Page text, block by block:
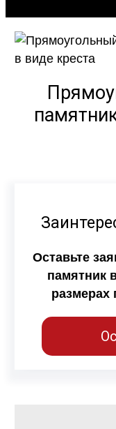
Оставьте
памятник
размерах